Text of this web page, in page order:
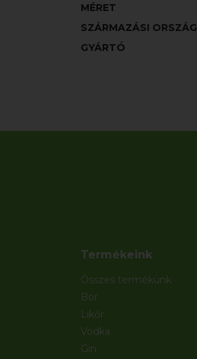
MÉRET
SZÁRMAZÁSI ORSZÁG
GYÁRTÓ
Termékeink
Összes termékünk
Bor
Likőr
Vodka
Gin